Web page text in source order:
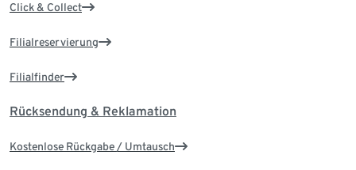
Click & Collect
Filialreservierung
Filialfinder
Rücksendung & Reklamation
Kostenlose Rückgabe / Umtausch